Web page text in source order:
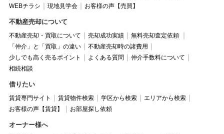
WEBチラシ
現地見学会 お客様の声【売買】
不動産売却について
不動産売却・買取について 売却成功実績
無料売却査定依頼
「仲介」と「買取」の違い
不動産売却時の諸費用
少しでも高く売るポイント
よくある質問
仲介手数料について
相続相談
借りたい
賃貸専門サイト 賃貸物件検索 学区から検索
エリアから検索
お客様の声【賃貸】
お部屋探し依頼
オーナー様へ